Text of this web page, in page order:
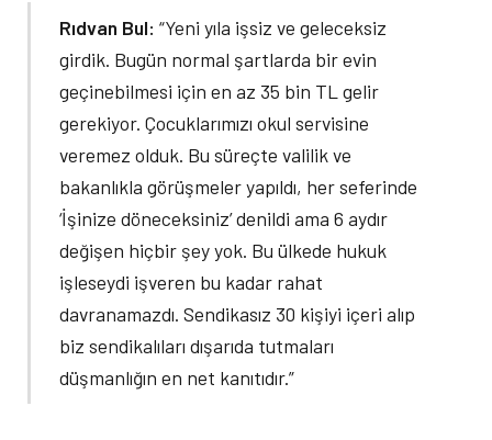
Rıdvan Bul: “Yeni yıla işsiz ve geleceksiz
girdik. Bugün normal şartlarda bir evin
geçinebilmesi için en az 35 bin TL gelir
gerekiyor. Çocuklarımızı okul servisine
veremez olduk. Bu süreçte valilik ve
bakanlıkla görüşmeler yapıldı, her seferinde
‘İşinize döneceksiniz’ denildi ama 6 aydır
değişen hiçbir şey yok. Bu ülkede hukuk
işleseydi işveren bu kadar rahat
davranamazdı. Sendikasız 30 kişiyi içeri alıp
biz sendikalıları dışarıda tutmaları
düşmanlığın en net kanıtıdır.”